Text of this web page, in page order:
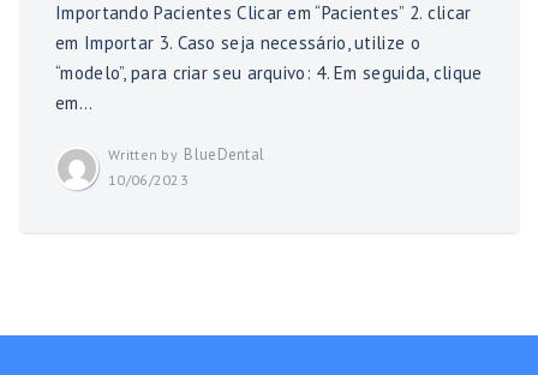
Importando Pacientes Clicar em “Pacientes” 2. clicar
em Importar 3. Caso seja necessário, utilize o
“modelo”, para criar seu arquivo: 4. Em seguida, clique
em...
Written by BlueDental
10/06/2023